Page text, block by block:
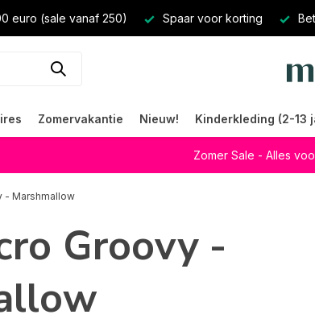
euro (sale vanaf 250) Spaar voor korting
Zomervakantie Nieuw! Kinderkleding (2-13
Zomer Sale - Alles
- Marshmallow
Groovy -